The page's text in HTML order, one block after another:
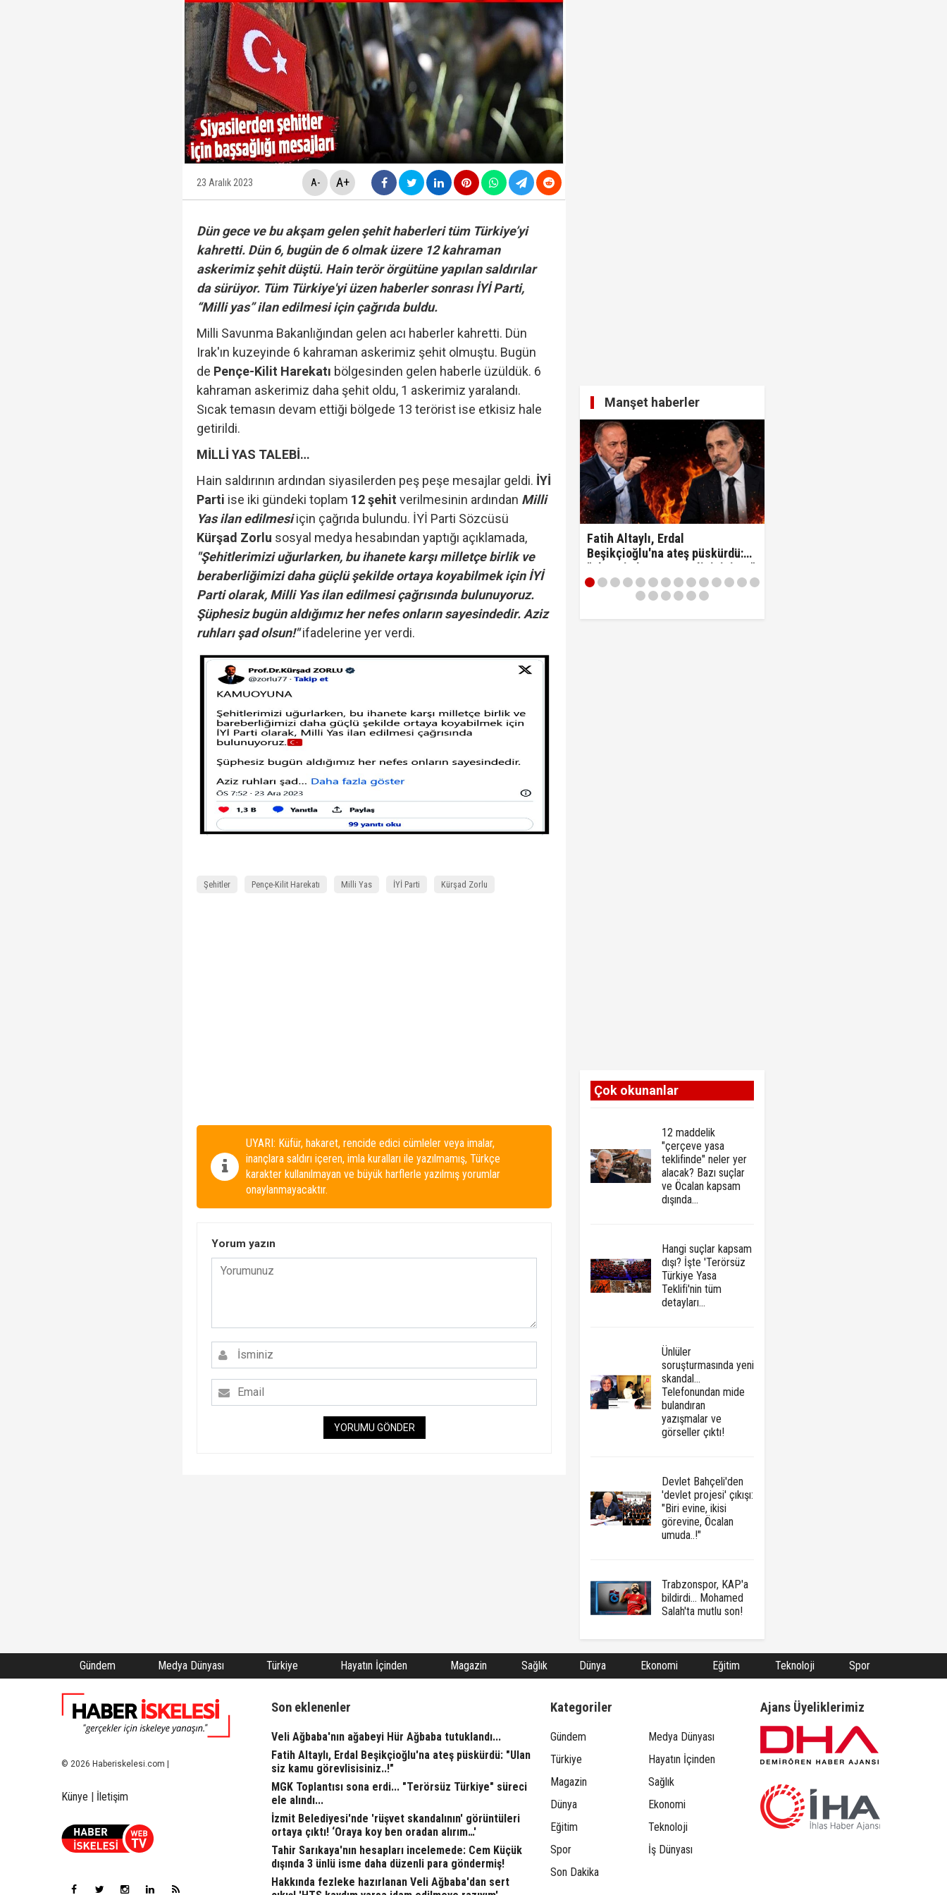
Ünlüler soruşturmasında yeni skandal... Telefonundan mide bulandıran yazışmalar ve görseller çıktı!
Veli Ağbaba'nın ağabeyi Hür Ağbaba tutuklandı...
MGK Toplantısı sona erdi... "Terörsüz Türkiye" süreci ele alındı...
İzmit Belediyesi'nde 'rüşvet skandalının' görüntüleri ortaya çıktı! ‘Oraya koy ben oradan alırım…'
23 Aralık 2023 A- A+
Dün gece ve bu akşam gelen şehit haberleri tüm Türkiye’yi
kahretti. Dün 6, bugün de 6 olmak üzere 12 kahraman
askerimiz şehit düştü. Hain terör örgütüne yapılan saldırılar
da sürüyor. Tüm Türkiye'yi üzen haberler sonrası İYİ Parti,
“Milli yas” ilan edilmesi için çağrıda buldu.
Milli Savunma Bakanlığından gelen acı haberler kahretti. Dün
Irak'ın kuzeyinde 6 kahraman askerimiz şehit olmuştu. Bugün
de Pençe-Kilit Harekatı bölgesinden gelen haberle üzüldük. 6
kahraman askerimiz daha şehit oldu, 1 askerimiz yaralandı.
Sıcak temasın devam ettiği bölgede 13 terörist ise etkisiz hale
getirildi.
MİLLİ YAS TALEBİ…
Hain saldırının ardından siyasilerden peş peşe mesajlar geldi. İYİ
Parti ise iki gündeki toplam 12 şehit verilmesinin ardından Milli
Yas ilan edilmesiiçin çağrıda bulundu. İYİ Parti Sözcüsü
Kürşad Zorlu sosyal medya hesabından yaptığı açıklamada,
"Şehitlerimizi uğurlarken, bu ihanete karşı milletçe birlik ve
beraberliğimizi daha güçlü şekilde ortaya koyabilmek için İYİ
Parti olarak, Milli Yas ilan edilmesi çağrısında bulunuyoruz.
Şüphesiz bugün aldığımız her nefes onların sayesindedir. Aziz
ruhları şad olsun!"ifadelerine yer verdi.
Şehitler Pençe-Kilit Harekatı Milli Yas İYİ Parti Kürşad Zorlu
UYARI: Küfür, hakaret, rencide edici cümleler veya imalar,
inançlara saldırı içeren, imla kuralları ile yazılmamış, Türkçe
karakter kullanılmayan ve büyük harflerle yazılmış yorumlar
onaylanmayacaktır.
Yorum yazın
YORUMU GÖNDER
Manşet haberler
Fatih Altaylı, Erdal
Beşikçioğlu'na ateş püskürdü:
"Ulan siz kamu görevlisisiniz..!"
Çok okunanlar
12 maddelik
"çerçeve yasa
teklifinde" neler yer
alacak? Bazı suçlar
ve Öcalan kapsam
dışında…
Hangi suçlar kapsam
dışı? İşte 'Terörsüz
Türkiye Yasa
Teklifi'nin tüm
detayları...
Ünlüler
soruşturmasında yeni
skandal...
Telefonundan mide
bulandıran
yazışmalar ve
görseller çıktı!
Devlet Bahçeli'den
'devlet projesi' çıkışı:
"Biri evine, ikisi
görevine, Öcalan
umuda..!"
Trabzonspor, KAP'a
bildirdi... Mohamed
Salah'ta mutlu son!
Gündem Medya Dünyası Türkiye Hayatın İçinden Magazin Sağlık Dünya Ekonomi Eğitim Teknoloji Spor
© 2026 Haberiskelesi.com |
Künye | İletişim
Son eklenenler
Veli Ağbaba'nın ağabeyi Hür Ağbaba tutuklandı...
Fatih Altaylı, Erdal Beşikçioğlu'na ateş püskürdü: "Ulan
siz kamu görevlisisiniz..!"
MGK Toplantısı sona erdi... "Terörsüz Türkiye" süreci
ele alındı...
İzmit Belediyesi'nde 'rüşvet skandalının' görüntüleri
ortaya çıktı! ‘Oraya koy ben oradan alırım…'
Tahir Sarıkaya'nın hesapları incelemede: Cem Küçük
dışında 3 ünlü isme daha düzenli para göndermiş!
Hakkında fezleke hazırlanan Veli Ağbaba'dan sert
Kategoriler
Gündem
Medya Dünyası
Türkiye
Hayatın İçinden
Magazin
Sağlık
Dünya
Ekonomi
Eğitim
Teknoloji
Spor
İş Dünyası
Son Dakika
Ajans Üyeliklerimiz